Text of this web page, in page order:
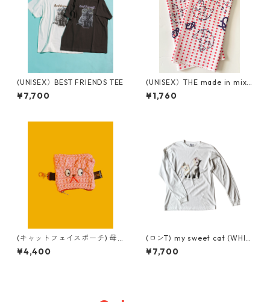
(UNISEX）BEST FRIENDS TEE
¥7,700
(UNISEX）THE made in mix
てぬぐい
¥1,760
(キャットフェイスポーチ) 母
× mix (pink)
¥4,400
(ロンT) my sweet cat (WHIT
E)
¥7,700